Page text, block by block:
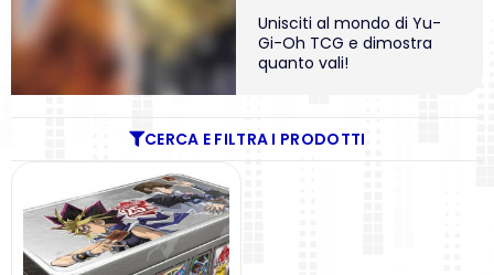
Unisciti al mondo di Yu-
Gi-Oh TCG e dimostra
quanto vali!
CERCA E FILTRA I PRODOTTI